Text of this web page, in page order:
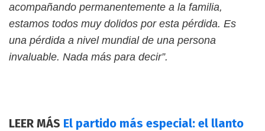
acompañando permanentemente a la familia,
estamos todos muy dolidos por esta pérdida. Es
una pérdida a nivel mundial de una persona
invaluable. Nada más para decir”.
LEER MÁS El partido más especial: el llanto